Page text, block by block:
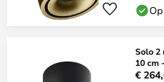
Solo
10 cm
€